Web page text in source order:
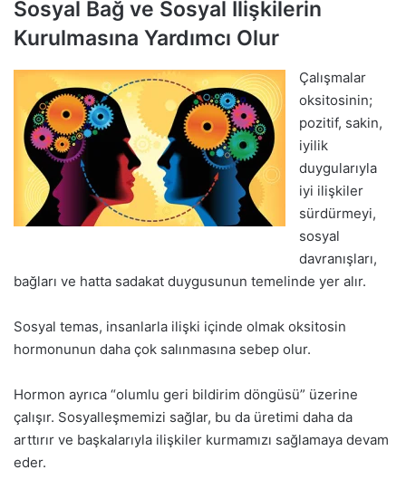
Sosyal Bağ ve Sosyal İlişkilerin
Kurulmasına Yardımcı Olur
Çalışmalar
oksitosinin;
pozitif, sakin,
iyilik
duygularıyla
iyi ilişkiler
sürdürmeyi,
sosyal
davranışları,
bağları ve hatta sadakat duygusunun temelinde yer alır.
Sosyal temas, insanlarla ilişki içinde olmak oksitosin
hormonunun daha çok salınmasına sebep olur.
Hormon ayrıca “olumlu geri bildirim döngüsü” üzerine
çalışır. Sosyalleşmemizi sağlar, bu da üretimi daha da
arttırır ve başkalarıyla ilişkiler kurmamızı sağlamaya devam
eder.